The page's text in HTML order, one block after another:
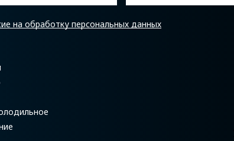
на обработку персональных данных